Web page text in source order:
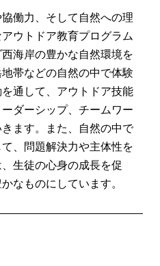
働力、そして自然への理
ウトドア教育プログラム
海岸の豊かな自然環境を
帯などの自然の中で体験
通して、アウトドア技能
ダーシップ、チームワー
ます。また、自然の中で
、問題解決力や主体性を
生徒の心身の成長を促
なものにしています。